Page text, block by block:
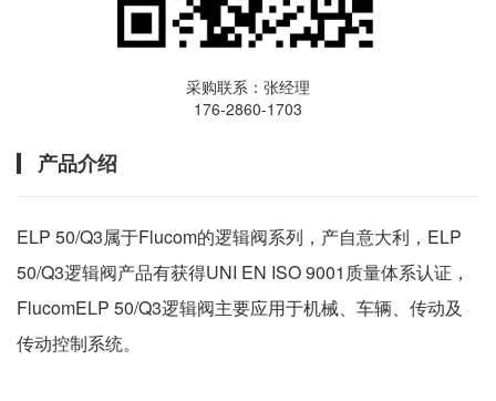
采购联系：张经理
176-2860-1703
产品介绍
ELP 50/Q3属于Flucom的逻辑阀系列，产自意大利，ELP
50/Q3逻辑阀产品有获得UNI EN ISO 9001质量体系认证，
FlucomELP 50/Q3逻辑阀主要应用于机械、车辆、传动及
传动控制系统。